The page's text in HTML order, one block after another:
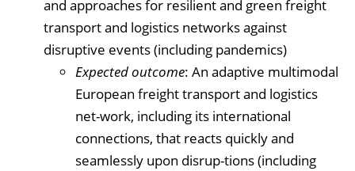
and approaches for resilient and green freight
transport and logistics networks against
disruptive events (including pandemics)
Expected outcome: An adaptive multimodal
European freight transport and logistics
net-work, including its international
connections, that reacts quickly and
seamlessly upon disrup-tions (including